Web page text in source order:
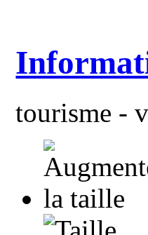
tourisme -